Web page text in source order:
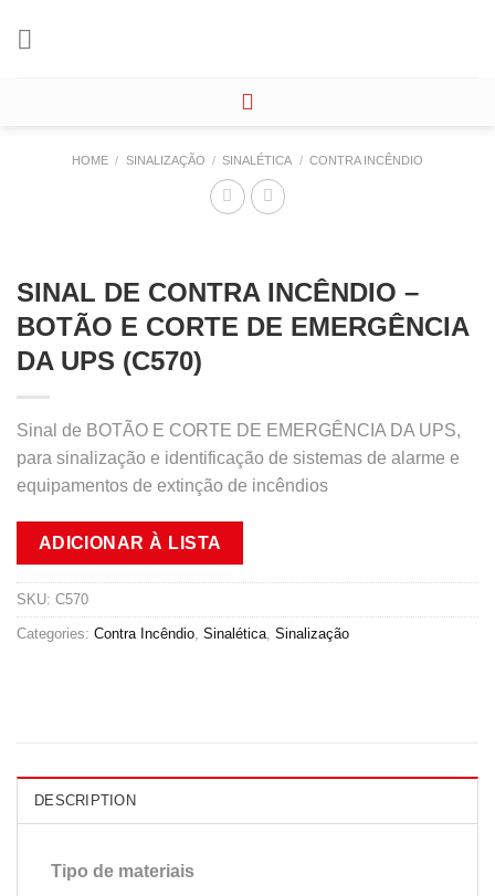
HOME / SINALIZAÇÃO / SINALÉTICA / CONTRA INCÊNDIO
SINAL DE CONTRA INCÊNDIO –
BOTÃO E CORTE DE EMERGÊNCIA
DA UPS (C570)
Sinal de BOTÃO E CORTE DE EMERGÊNCIA DA UPS,
para sinalização e identificação de sistemas de alarme e
equipamentos de extinção de incêndios
ADICIONAR À LISTA
SKU: C570
Categories: Contra Incêndio Sinalética Sinalização
DESCRIPTION
Tipo de materiais